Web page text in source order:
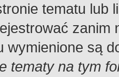
tematu lub
wymienione są
tematy na tym